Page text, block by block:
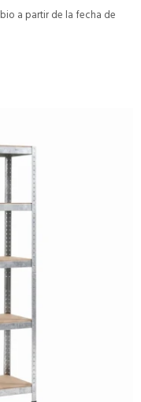
a partir de la fecha de